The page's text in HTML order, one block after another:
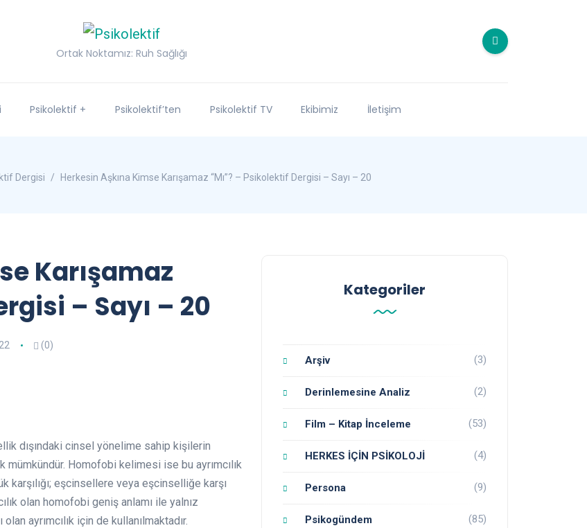
Ortak Noktamız: Ruh Sağlığı
Psikolektif + Psikolektif’ten Psikolektif TV Ekibimiz İletişim
Dergisi Herkesin Aşkına Kimse Karışamaz “Mı”? – Psikolektif Dergisi – Sayı – 20
Karışamaz
– Sayı – 20
(0)
dışındaki cinsel yönelime sahip kişilerin
mümkündür. Homofobi kelimesi ise bu ayrımcılık
karşılığı; eşcinsellere veya eşcinselliğe karşı
olan homofobi geniş anlamı ile yalnız
ayrımcılık için de kullanılmaktadır.
Kategoriler
Arşiv (3)
Derinlemesine Analiz (2)
Film – Kitap İnceleme (53)
HERKES İÇİN PSİKOLOJİ (4)
Persona (9)
Psikogündem (85)